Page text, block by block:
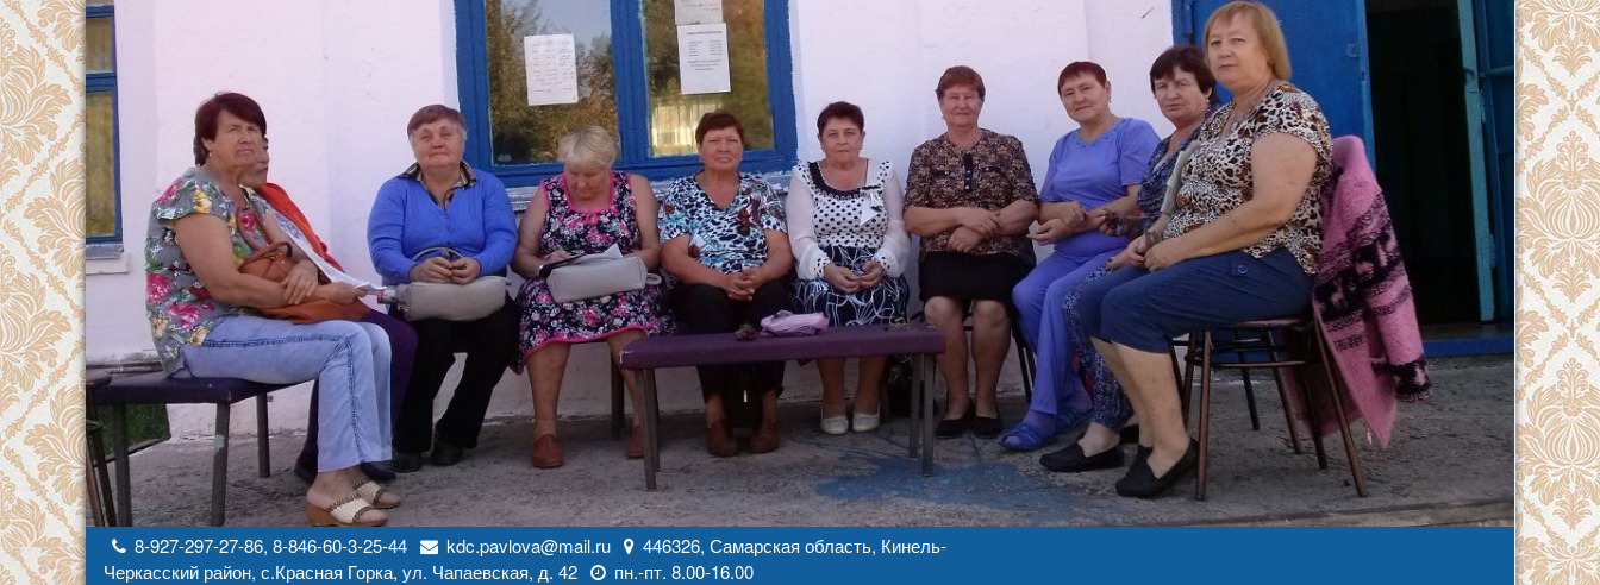
Перейти
к
содержимому
8-927-297-27-86, 8-846-60-3-25-44 kdc.pavlova@mail.ru
446326, Самарская область, Кинель-
Черкасский район, с.Красная Горка, ул. Чапаевская, д. 42
пн.-пт. 8.00-16.00